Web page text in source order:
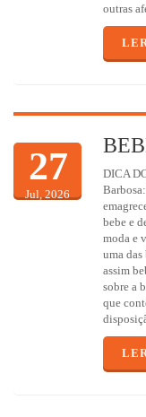
outras
27
Jul, 2026
DICA
bebe e
moda e
uma
assim
sobre a
que